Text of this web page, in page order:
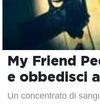
My Friend
e obbedisci
Un concentrato di